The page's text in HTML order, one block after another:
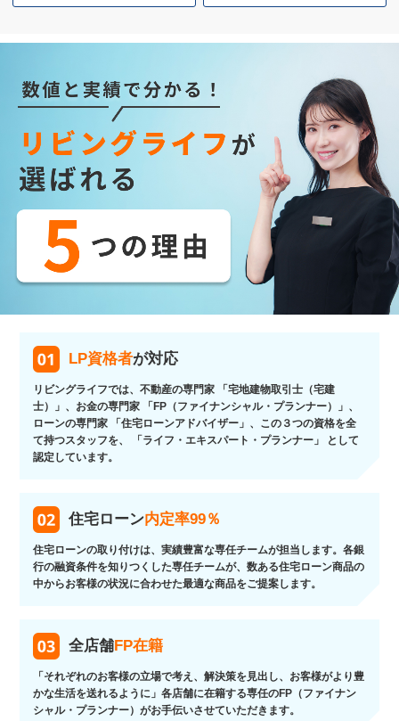
LP資格者が対応
リビングライフでは、不動産の専門家 「宅地建物取引士（宅建
士）」、お金の専門家 「FP（ファイナンシャル・プランナー）」、
ローンの専門家 「住宅ローンアドバイザー」、この３つの資格を全
て持つスタッフを、 「ライフ・エキスパート・プランナー」 として
認定しています。
住宅ローン内定率99％
住宅ローンの取り付けは、実績豊富な専任チームが担当します。各銀
行の融資条件を知りつくした専任チームが、数ある住宅ローン商品の
中からお客様の状況に合わせた最適な商品をご提案します。
全店舗FP在籍
「それぞれのお客様の立場で考え、解決策を見出し、お客様がより豊
かな生活を送れるように」各店舗に在籍する専任のFP（ファイナン
シャル・プランナー）がお手伝いさせていただきます。